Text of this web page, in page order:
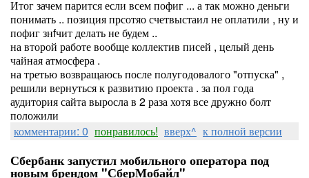
Итог зачем парится если всем пофиг ... а так можно деньги
понимать .. позиция прсотяо счетвыстаил не оплатили , ну и
пофиг знfчит делать не будем ..
на второй работе вообще коллектив писей , целый день
чайная атмосфера .
на третью возвращаюсь после полугодовалого "отпуска" ,
решили вернуться к развитию проекта . за пол года
аудитория сайта выросла в 2 раза хотя все дружно болт
положили
комментарии: 0 понравилось! вверх^ к полной версии
Сбербанк запустил мобильного оператора под
новым брендом "СберМобайл"